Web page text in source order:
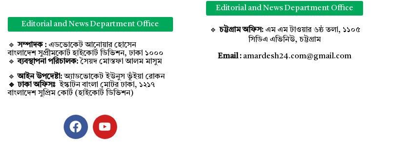
Editorial and News Department Office
🔹সম্পাদক : এডভোকেট আনোয়ার হোসেন
বাংলাদেশ সুপ্রীমকোর্ট হাইকোর্ট ডিভিশন, ঢাকা ১০০০
🔹ব্যবস্থাপনা পরিচালক:সৈয়দ মোস্তফা আলম মাসুম
🔹আইন উপদেষ্টা:অ্যাডভোকেট ইউনুস ভূঁইয়া রোকন
🔹 ঢাকা অফিসঃইস্কাটন বাংলা মোটর ঢাকা, ১২১৭
বাংলাদেশ সুপ্রিম কোর্ট (হাইকোর্ট ডিভিশন)
Editorial and News Department Office
🔹 চট্টগ্রাম অফিস:এম এম টাওয়ার ৬ষ্ঠ তলা, ১১০৫
সিডিএ এভিনিউ, চট্টগ্রাম
Email : amardesh24.com@gmail.com